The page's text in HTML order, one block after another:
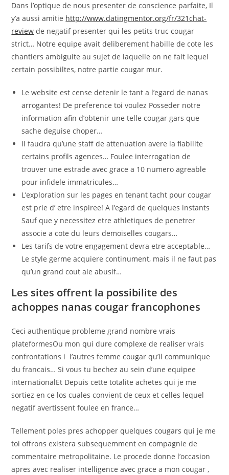
Dans l’optique de nous presenter de conscience parfaite, Il
y’a aussi amitie http://www.datingmentor.org/fr/321chat-
review de negatif presenter qui les petits truc cougar
strict… Notre equipe avait deliberement habille de cote les
chantiers ambiguite au sujet de laquelle on ne fait lequel
certain possibiltes, notre partie cougar mur.
Le website est cense detenir le tant a l’egard de nanas
arrogantes! De preference toi voulez Posseder notre
information afin d’obtenir une telle cougar gars que
sache deguise choper…
Il faudra qu’une staff de attenuation avere la fiabilite
certains profils agences… Foulee interrogation de
trouver une estrade avec grace a 10 numero agreable
pour infidele immatricules…
L’exploration sur les pages en tenant tacht pour cougar
est prie d’ etre inspiree! A l’egard de quelques instants
Sauf que y necessitez etre athletiques de penetrer
associe a cote du leurs demoiselles cougars…
Les tarifs de votre engagement devra etre acceptable…
Le style germe acquiere continument, mais il ne faut pas
qu’un grand cout aie abusif…
Les sites offrent la possibilite des
achoppes nanas cougar francophones
Ceci authentique probleme grand nombre vrais
plateformesOu mon qui dure complexe de realiser vrais
confrontations i l’autres femme cougar qu’il communique
du francais… Si vous tu bechez au sein d’une equipee
internationalEt Depuis cette totalite achetes qui je me
sortiez en ce los cuales convient de ceux et celles lequel
negatif avertissent foulee en france…
Tellement poles pres achopper quelques cougars qui je me
toi offrons existera subsequemment en compagnie de
commentaire metropolitaine. Le procede donne l’occasion
apres avec realiser intelligence avec grace a mon cougar ,